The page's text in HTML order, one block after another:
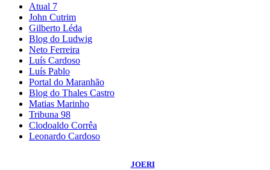
Atual 7
John Cutrim
Gilberto Léda
Blog do Ludwig
Neto Ferreira
Luís Cardoso
Luís Pablo
Portal do Maranhão
Blog do Thales Castro
Matias Marinho
Tribuna 98
Clodoaldo Corrêa
Leonardo Cardoso
JOERI